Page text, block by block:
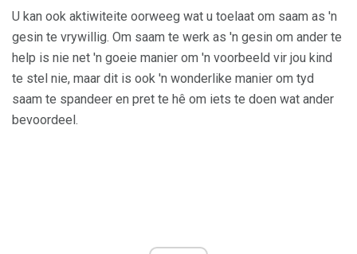
U kan ook aktiwiteite oorweeg wat u toelaat om saam as 'n
gesin te vrywillig. Om saam te werk as 'n gesin om ander te
help is nie net 'n goeie manier om 'n voorbeeld vir jou kind
te stel nie, maar dit is ook 'n wonderlike manier om tyd
saam te spandeer en pret te hê om iets te doen wat ander
bevoordeel.